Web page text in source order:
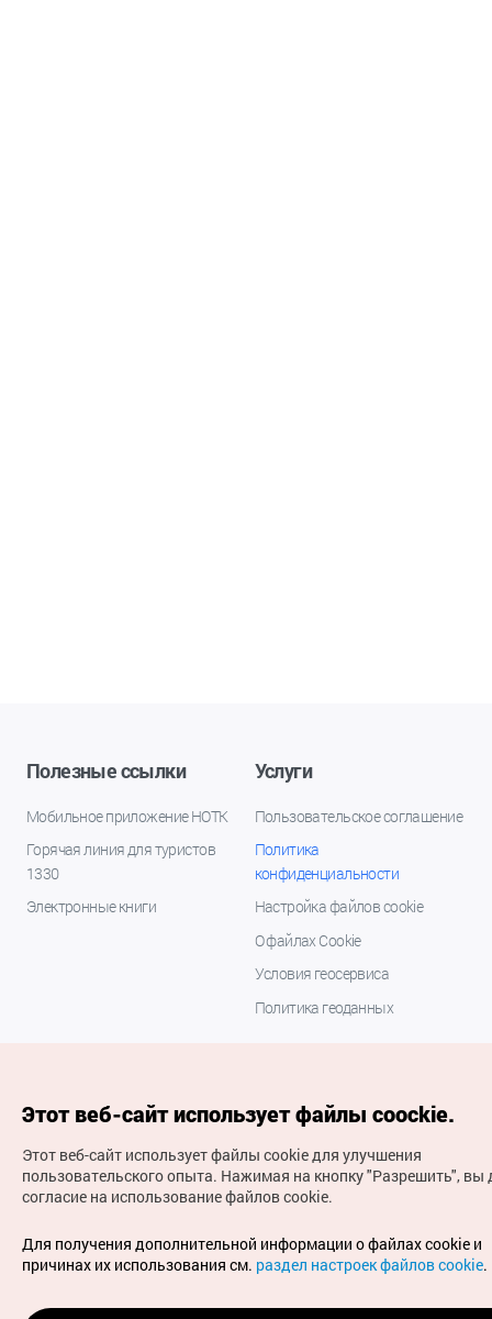
Полезные ссылки
Мобильное приложение НОТК
Горячая линия для туристов
1330
Электронные книги
Услуги
Пользовательское соглашение
Политика
конфиденциальности
Настройка файлов cookie
О файлах Cookie
Условия геосервиса
Политика геоданных
(с) Национальная организация туризма Кореи Все
права защищены
Для извещения об ошибках и проблемах, связанных с
работой веб-сайта, направляйте ваши запросы на
официальный адрес электронной почты
Этот веб-сайт использует файлы coockie.
Этот веб-сайт использует файлы cookie для улучшения
пользовательского опыта. Нажимая на кнопку "Разрешить", вы
согласие на использование файлов cookie.
Для получения дополнительной информации о файлах cookie и
причинах их использования см. раздел настроек файлов cookie.